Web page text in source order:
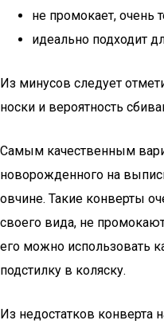
не промокает, очень
идеально подходит
Из минусов следует
носки и вероятность
Самым качественным
новорожденного на
овчине. Такие конверты
своего вида, не
его можно использовать
подстилку в коляску.
Из недостатков конверта